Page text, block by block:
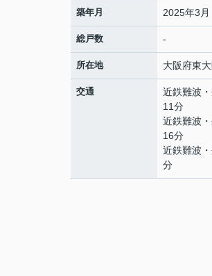
築年月 2025年3月
総戸数 -
所在地 大阪府東
交通 近鉄難波
11分
近鉄難波
16分
近鉄難波
分